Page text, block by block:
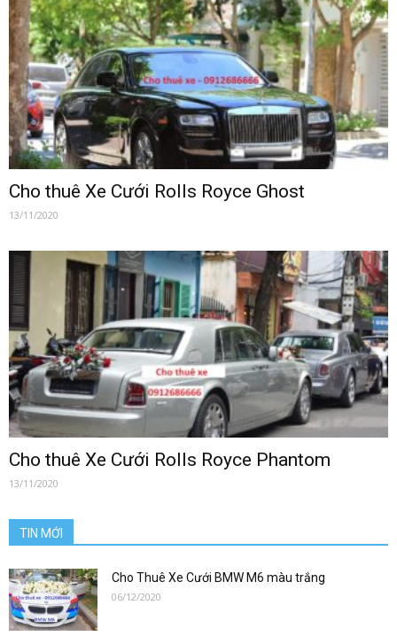
Cho thuê Xe Cưới Rolls Royce Ghost
13/11/2020
Cho thuê Xe Cưới Rolls Royce Phantom
13/11/2020
TIN MỚI
Cho Thuê Xe Cưới BMW M6 màu trắng
06/12/2020